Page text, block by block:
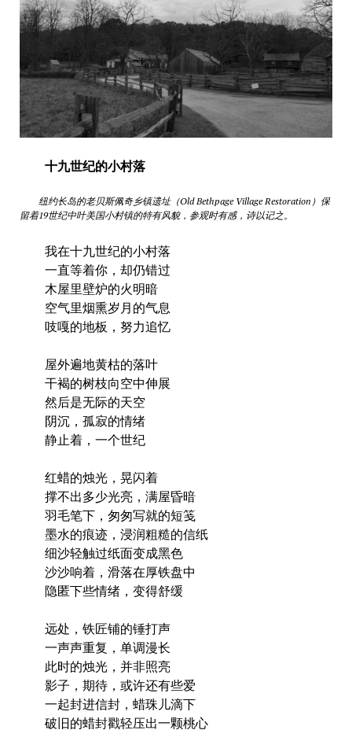
十九世纪的小村落
纽约长岛的老贝斯佩奇乡镇遗址（Old Bethpage Village Restoration）保
留着19世纪中叶美国小村镇的特有风貌，参观时有感，诗以记之。
我在十九世纪的小村落
一直等着你，却仍错过
木屋里壁炉的火明暗
空气里烟熏岁月的气息
吱嘎的地板，努力追忆
屋外遍地黄枯的落叶
干褐的树枝向空中伸展
然后是无际的天空
阴沉，孤寂的情绪
静止着，一个世纪
红蜡的烛光，晃闪着
撑不出多少光亮，满屋昏暗
羽毛笔下，匆匆写就的短笺
墨水的痕迹，浸润粗糙的信纸
细沙轻触过纸面变成黑色
沙沙响着，滑落在厚铁盘中
隐匿下些情绪，变得舒缓
远处，铁匠铺的锤打声
一声声重复，单调漫长
此时的烛光，并非照亮
影子，期待，或许还有些爱
一起封进信封，蜡珠儿滴下
破旧的蜡封戳轻压出一颗桃心